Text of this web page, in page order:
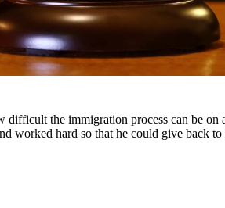
the immigration process can be
worked hard so that he could give back